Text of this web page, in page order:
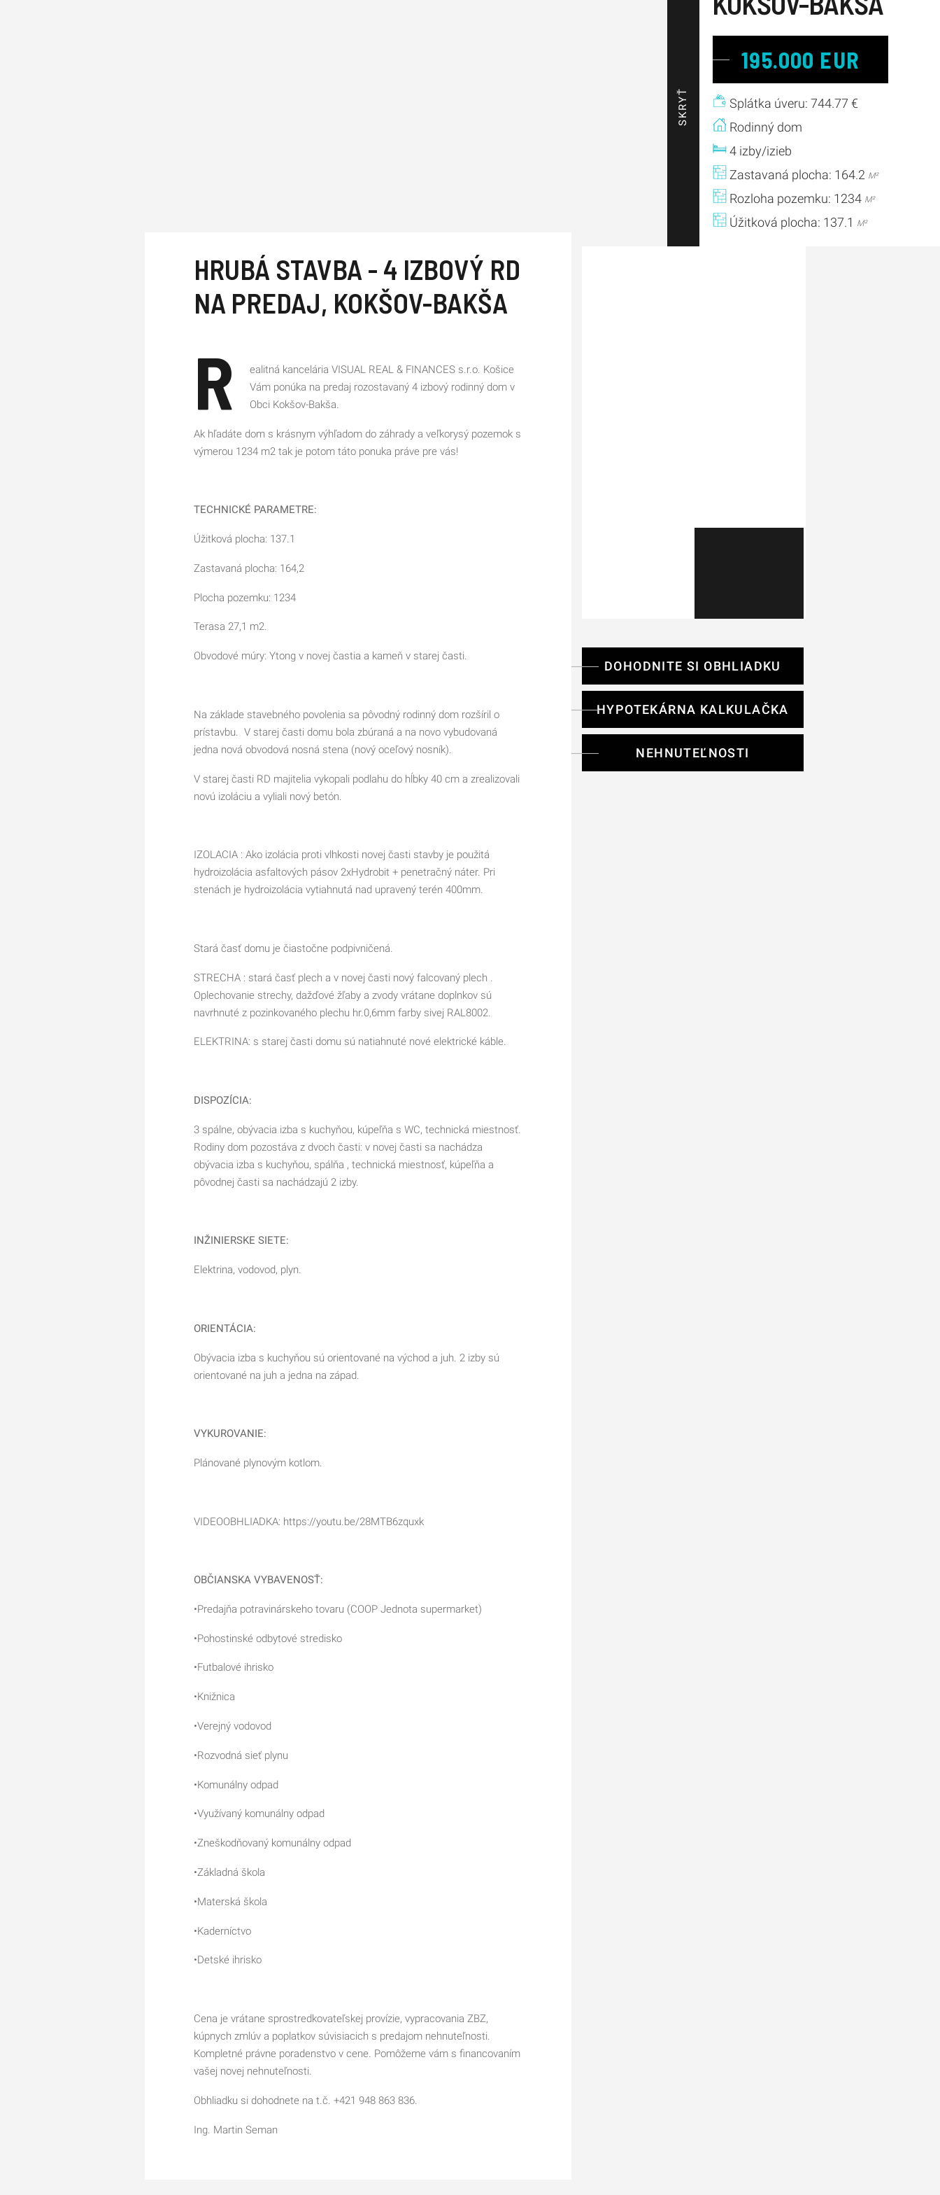
SKRYŤ
195.000 EUR
Splátka úveru: 744.77 €
Rodinný dom
4 izby/izieb
Zastavaná plocha: 164.2 M²
Rozloha pozemku: 1234 M²
Úžitková plocha: 137.1 M²
DOHODNITE SI OBHLIADKU
HYPOTEKÁRNA KALKULAČKA
NEHNUTEĽNOSTI
HRUBÁ STAVBA - 4 IZBOVÝ RD
NA PREDAJ, KOKŠOV-BAKŠA
R
ealitná kancelária VISUAL REAL & FINANCES s.r.o. Košice
Vám ponúka na predaj rozostavaný 4 izbový rodinný dom v
Obci Kokšov-Bakša.
Ak hľadáte dom s krásnym výhľadom do záhrady a veľkorysý pozemok s
výmerou 1234 m2 tak je potom táto ponuka práve pre vás!
TECHNICKÉ PARAMETRE:
Úžitková plocha: 137.1
Zastavaná plocha: 164,2
Plocha pozemku: 1234
Terasa 27,1 m2.
Obvodové múry: Ytong v novej častia a kameň v starej časti.
Na základe stavebného povolenia sa pôvodný rodinný dom rozšíril o
prístavbu. V starej časti domu bola zbúraná a na novo vybudovaná
jedna nová obvodová nosná stena (nový oceľový nosník).
V starej časti RD majitelia vykopali podlahu do hĺbky 40 cm a zrealizovali
novú izoláciu a vyliali nový betón.
IZOLACIA : Ako izolácia proti vlhkosti novej časti stavby je použitá
hydroizolácia asfaltových pásov 2xHydrobit + penetračný náter. Pri
stenách je hydroizolácia vytiahnutá nad upravený terén 400mm.
Stará časť domu je čiastočne podpivničená.
STRECHA : stará časť plech a v novej časti nový falcovaný plech .
Oplechovanie strechy, dažďové žľaby a zvody vrátane doplnkov sú
navrhnuté z pozinkovaného plechu hr.0,6mm farby sivej RAL8002.
ELEKTRINA: s starej časti domu sú natiahnuté nové elektrické káble.
DISPOZÍCIA:
3 spálne, obývacia izba s kuchyňou, kúpeľňa s WC, technická miestnosť.
Rodiny dom pozostáva z dvoch časti: v novej časti sa nachádza
obývacia izba s kuchyňou, spálňa , technická miestnosť, kúpeľňa a
pôvodnej časti sa nachádzajú 2 izby.
INŽINIERSKE SIETE:
Elektrina, vodovod, plyn.
ORIENTÁCIA:
Obývacia izba s kuchyňou sú orientované na východ a juh. 2 izby sú
orientované na juh a jedna na západ.
VYKUROVANIE:
Plánované plynovým kotlom.
VIDEOOBHLIADKA: https://youtu.be/28MTB6zquxk
OBČIANSKA VYBAVENOSŤ:
•Predajňa potravinárskeho tovaru (COOP Jednota supermarket)
•Pohostinské odbytové stredisko
•Futbalové ihrisko
•Knižnica
•Verejný vodovod
•Rozvodná sieť plynu
•Komunálny odpad
•Využívaný komunálny odpad
•Zneškodňovaný komunálny odpad
•Základná škola
•Materská škola
•Kaderníctvo
•Detské ihrisko
Cena je vrátane sprostredkovateľskej provízie, vypracovania ZBZ,
kúpnych zmlúv a poplatkov súvisiacich s predajom nehnuteľnosti.
Kompletné právne poradenstvo v cene. Pomôžeme vám s financovaním
vašej novej nehnuteľnosti.
Obhliadku si dohodnete na t.č. +421 948 863 836.
Ing. Martin Seman